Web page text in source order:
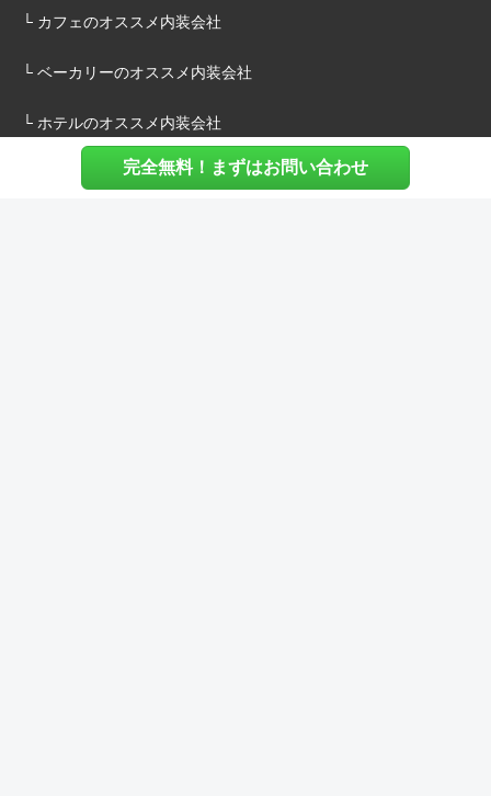
完全無料！まずはお問い合わせ
└ カフェのオススメ内装会社
└ ベーカリーのオススメ内装会社
└ ホテルのオススメ内装会社